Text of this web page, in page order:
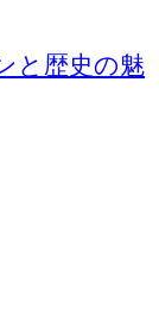
と歴史の魅